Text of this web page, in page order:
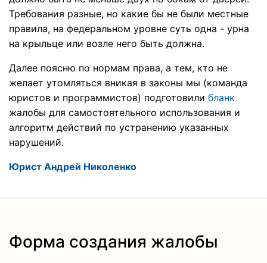
Требования разные, но какие бы не были местные
правила, на федеральном уровне суть одна - урна
на крыльце или возле него быть должна.
Далее поясню по нормам права, а тем, кто не
желает утомляться вникая в законы мы (команда
юристов и программистов) подготовили бланк
жалобы для самостоятельного использования и
алгоритм действий по устранению указанных
нарушений.
Юрист Андрей Николенко
Форма создания жалобы